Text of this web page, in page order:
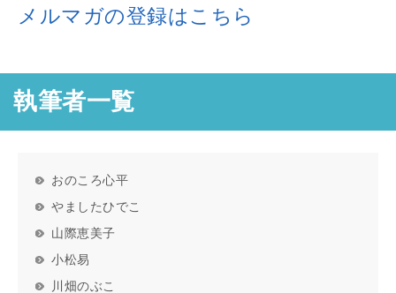
メルマガの登録はこちら
執筆者一覧
おのころ心平
やましたひでこ
山際恵美子
小松易
川畑のぶこ